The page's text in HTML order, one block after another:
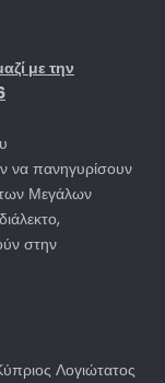
με την
να πανηγυρίσουν
Μεγάλων
στην
Λογιώτατος